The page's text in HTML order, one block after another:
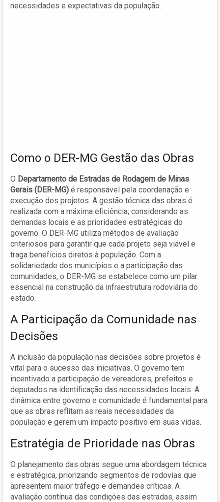
necessidades e expectativas da população.
Como o DER-MG Gestão das Obras
O Departamento de Estradas de Rodagem de Minas
Gerais (DER-MG) é responsável pela coordenação e
execução dos projetos. A gestão técnica das obras é
realizada com a máxima eficiência, considerando as
demandas locais e as prioridades estratégicas do
governo. O DER-MG utiliza métodos de avaliação
criteriosos para garantir que cada projeto seja viável e
traga benefícios diretos à população. Com a
solidariedade dos municípios e a participação das
comunidades, o DER-MG se estabelece como um pilar
essencial na construção da infraestrutura rodoviária do
estado.
A Participação da Comunidade nas
Decisões
A inclusão da população nas decisões sobre projetos é
vital para o sucesso das iniciativas. O governo tem
incentivado a participação de vereadores, prefeitos e
deputados na identificação das necessidades locais. A
dinâmica entre governo e comunidade é fundamental para
que as obras reflitam as reais necessidades da
população e gerem um impacto positivo em suas vidas.
Estratégia de Prioridade nas Obras
O planejamento das obras segue uma abordagem técnica
e estratégica, priorizando segmentos de rodovias que
apresentem maior tráfego e demandes críticas. A
avaliação contínua das condições das estradas, assim